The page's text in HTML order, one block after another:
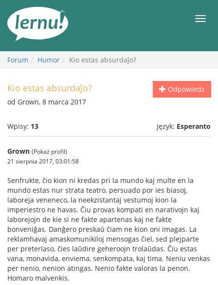
Forum Humor Kio estas absurdaĵo?
Odpowiedz
Kio estas absurdaĵo?
od Grown, 8 marca 2017
Wpisy: 13 Język: Esperanto
Grown (Pokaż profil)
21 sierpnia 2017, 03:01:58
Senfrukte, ĉio kion ni kredas pri la mundo kaj multe en la
mundo estas nur strata teatro, persuado por ies biasoj,
laboreja veneneco, la neekzistantaj vestumoj kion la
imperiestro ne havas. Ĉiu provas kompati en narativojn kaj
laborejojn de kie si ne fakte apartenas kaj ne fakte
bonveniĝas. Danĝero preskaŭ ĉiam ne kion oni imagas. La
reklamhavaj amaskomunikiloj mensogas ĉiel, sed plejparte
per preterlaso, ĉies laŭdire geheroojn trolaŭdas. Ĉiu estas
vana, monavida, enviema, senkompata, kaj tima. Neniu venkas
per nenio, nenion atingas. Nenio fakte valoras la penon.
Homaro malvenkis.